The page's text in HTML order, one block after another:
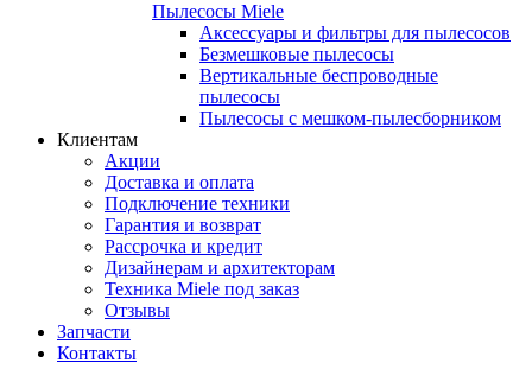
Пылесосы Miele
Аксессуары и фильтры для пылесосов
Безмешковые пылесосы
Вертикальные беспроводные
пылесосы
Пылесосы с мешком-пылесборником
Клиентам
Акции
Доставка и оплата
Подключение техники
Гарантия и возврат
Рассрочка и кредит
Дизайнерам и архитекторам
Техника Miele под заказ
Отзывы
Запчасти
Контакты